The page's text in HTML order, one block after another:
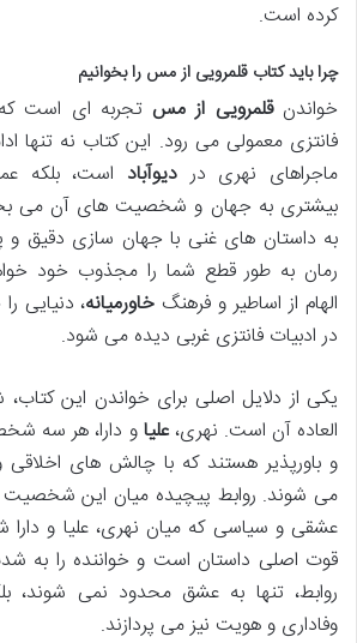
کرده است.
چرا باید کتاب قلمرویی از مس را بخوانیم
خواندنقلمرویی از مس تجربه ای است که
فانتزی معمولی می رود. این کتاب نه تنها
ماجراهای نهری در دیوآباد است، بلکه
بیشتری به جهان و شخصیت های آن می
به داستان های غنی با جهان سازی دقیق و
رمان به طور قطع شما را مجذوب خود
الهام از اساطیر و فرهنگ خاورمیانه، دنیایی
در ادبیات فانتزی غربی دیده می شود.
یکی از دلایل اصلی برای خواندن این
العاده آن است. نهری،علیاو دارا، هر سه
و باورپذیر هستند که با چالش های اخلاقی
می شوند. روابط پیچیده میان این
عشقی و سیاسی که میان نهری، علیا و دارا
قوت اصلی داستان است و خواننده را به
روابط، تنها به عشق محدود نمی شوند،
وفاداری و هویت نیز می پردازند.